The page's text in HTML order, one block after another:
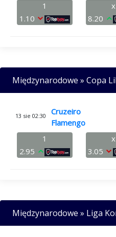
1
1.10
x
8.20
Międzynarodowe » Copa
13 sie 02:30
Cruzeiro
Flamengo
1
2.95
x
3.05
Międzynarodowe » Liga